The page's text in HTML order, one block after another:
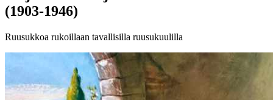
(1903-1946)
Ruusukkoa rukoillaan tavallisilla ruusukuulilla